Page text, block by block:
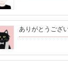
ありがとうござ